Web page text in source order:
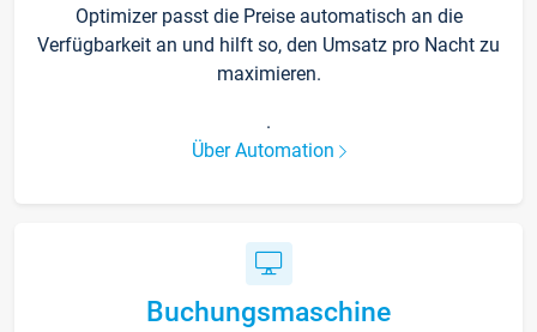
Optimizer passt die Preise automatisch an die
Verfügbarkeit an und hilft so, den Umsatz pro Nacht zu
maximieren.
.
Über Automation
Buchungsmaschine